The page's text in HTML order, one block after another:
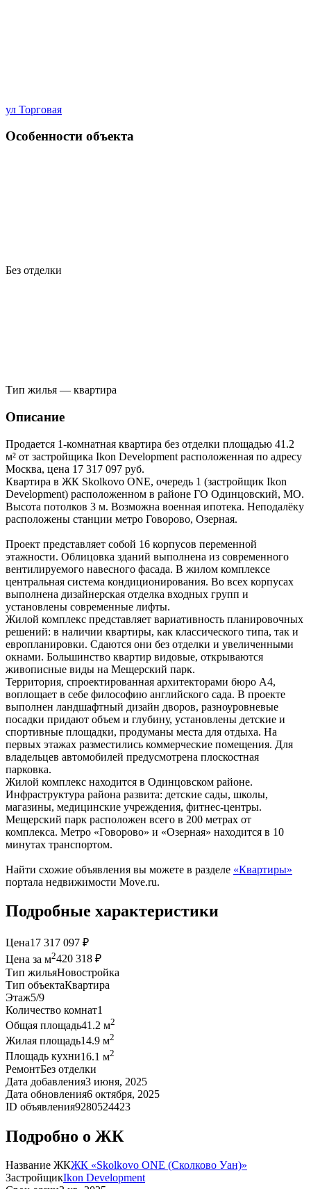
ул Торговая
Особенности объекта
Без отделки
Тип жилья — квартира
Описание
Продается 1-комнатная квартира без отделки площадью 41.2
м² от застройщика Ikon Development расположенная по адресу
Москва, цена 17 317 097 руб.
Квартира в ЖК Skolkovo ONE, очередь 1 (застройщик Ikon
Development) расположенном в районе ГО Одинцовский, МО.
Высота потолков 3 м. Возможна военная ипотека. Неподалёку
расположены станции метро Говорово, Озерная.
Проект представляет собой 16 корпусов переменной
этажности. Облицовка зданий выполнена из современного
вентилируемого навесного фасада. В жилом комплексе
центральная система кондиционирования. Во всех корпусах
выполнена дизайнерская отделка входных групп и
установлены современные лифты.
Жилой комплекс представляет вариативность планировочных
решений: в наличии квартиры, как классического типа, так и
европланировки. Сдаются они без отделки и увеличенными
окнами. Большинство квартир видовые, открываются
живописные виды на Мещерский парк.
Территория, спроектированная архитекторами бюро А4,
воплощает в себе философию английского сада. В проекте
выполнен ландшафтный дизайн дворов, разноуровневые
посадки придают объем и глубину, установлены детские и
спортивные площадки, продуманы места для отдыха. На
первых этажах разместились коммерческие помещения. Для
владельцев автомобилей предусмотрена плоскостная
парковка.
Жилой комплекс находится в Одинцовском районе.
Инфраструктура района развита: детские сады, школы,
магазины, медицинские учреждения, фитнес-центры.
Мещерский парк расположен всего в 200 метрах от
комплекса. Метро «Говорово» и «Озерная» находится в 10
минутах транспортом.
Найти схожие объявления вы можете в разделе «Квартиры»
портала недвижимости Move.ru.
Подробные характеристики
Цена17 317 097 ₽
Цена за м2420 318 ₽
Тип жильяНовостройка
Тип объектаКвартира
Этаж5/9
Количество комнат1
Общая площадь41.2 м2
Жилая площадь14.9 м2
Площадь кухни16.1 м2
РемонтБез отделки
Дата добавления3 июня, 2025
Дата обновления6 октября, 2025
ID объявления9280524423
Подробно о ЖК
Название ЖКЖК «Skolkovo ONE (Сколково Уан)»
ЗастройщикIkon Development